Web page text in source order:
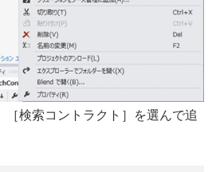
検索コントラクト］を選んで追